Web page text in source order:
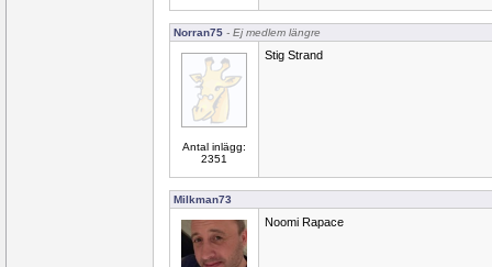
Norran75 - Ej medlem längre
Antal inlägg:
2351
Stig Strand
Milkman73
Noomi Rapace